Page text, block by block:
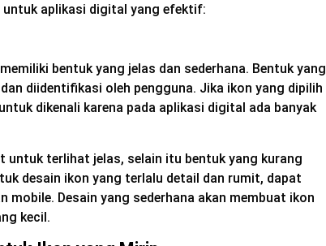
aplikasi digital yang efektif:
bentuk yang jelas dan sederhana. Bentuk yang
diidentifikasi oleh pengguna. Jika ikon yang dipilih
dikenali karena pada aplikasi digital ada banyak
untuk terlihat jelas, selain itu bentuk yang kurang
desain ikon yang terlalu detail dan rumit, dapat
mobile. Desain yang sederhana akan membuat ikon
kecil.